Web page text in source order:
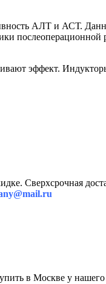
АЛТ и АСТ.
эффект.
Сверхсрочная
в Москве у нашего